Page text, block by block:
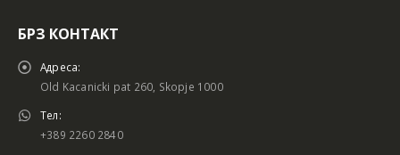
БРЗ КОНТАКТ
Адреса:
Old Kacanicki pat 260, Skopje 1000
Тел:
+389 2260 2840